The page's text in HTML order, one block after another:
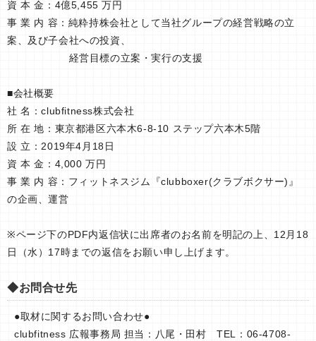
資 本 金：4億5,455 万円
事 業 内 容：純粋持株会社として当社グループの経営戦略の立
案、及び子会社への投資、
経営目標の立案・実行の支援
■会社概要
社 名：clubfitness株式会社
所 在 地：東京都港区六本木6-8-10 ステップ六本木5階
設 立：2019年4月18日
資 本 金：4,000 万円
事 業 内 容：フィットネスジム『clubboxer(クラブボクサー)』
の企画、運営
※ページ下のPDF内返信状に出席者のお名前を明記の上、12月18
日（水）17時までの返信をお願い申し上げます。
◆お問合せ先
●取材に関するお問い合わせ●
clubfitness 広報事務局 担当：八尾・田村 TEL：06-4708-